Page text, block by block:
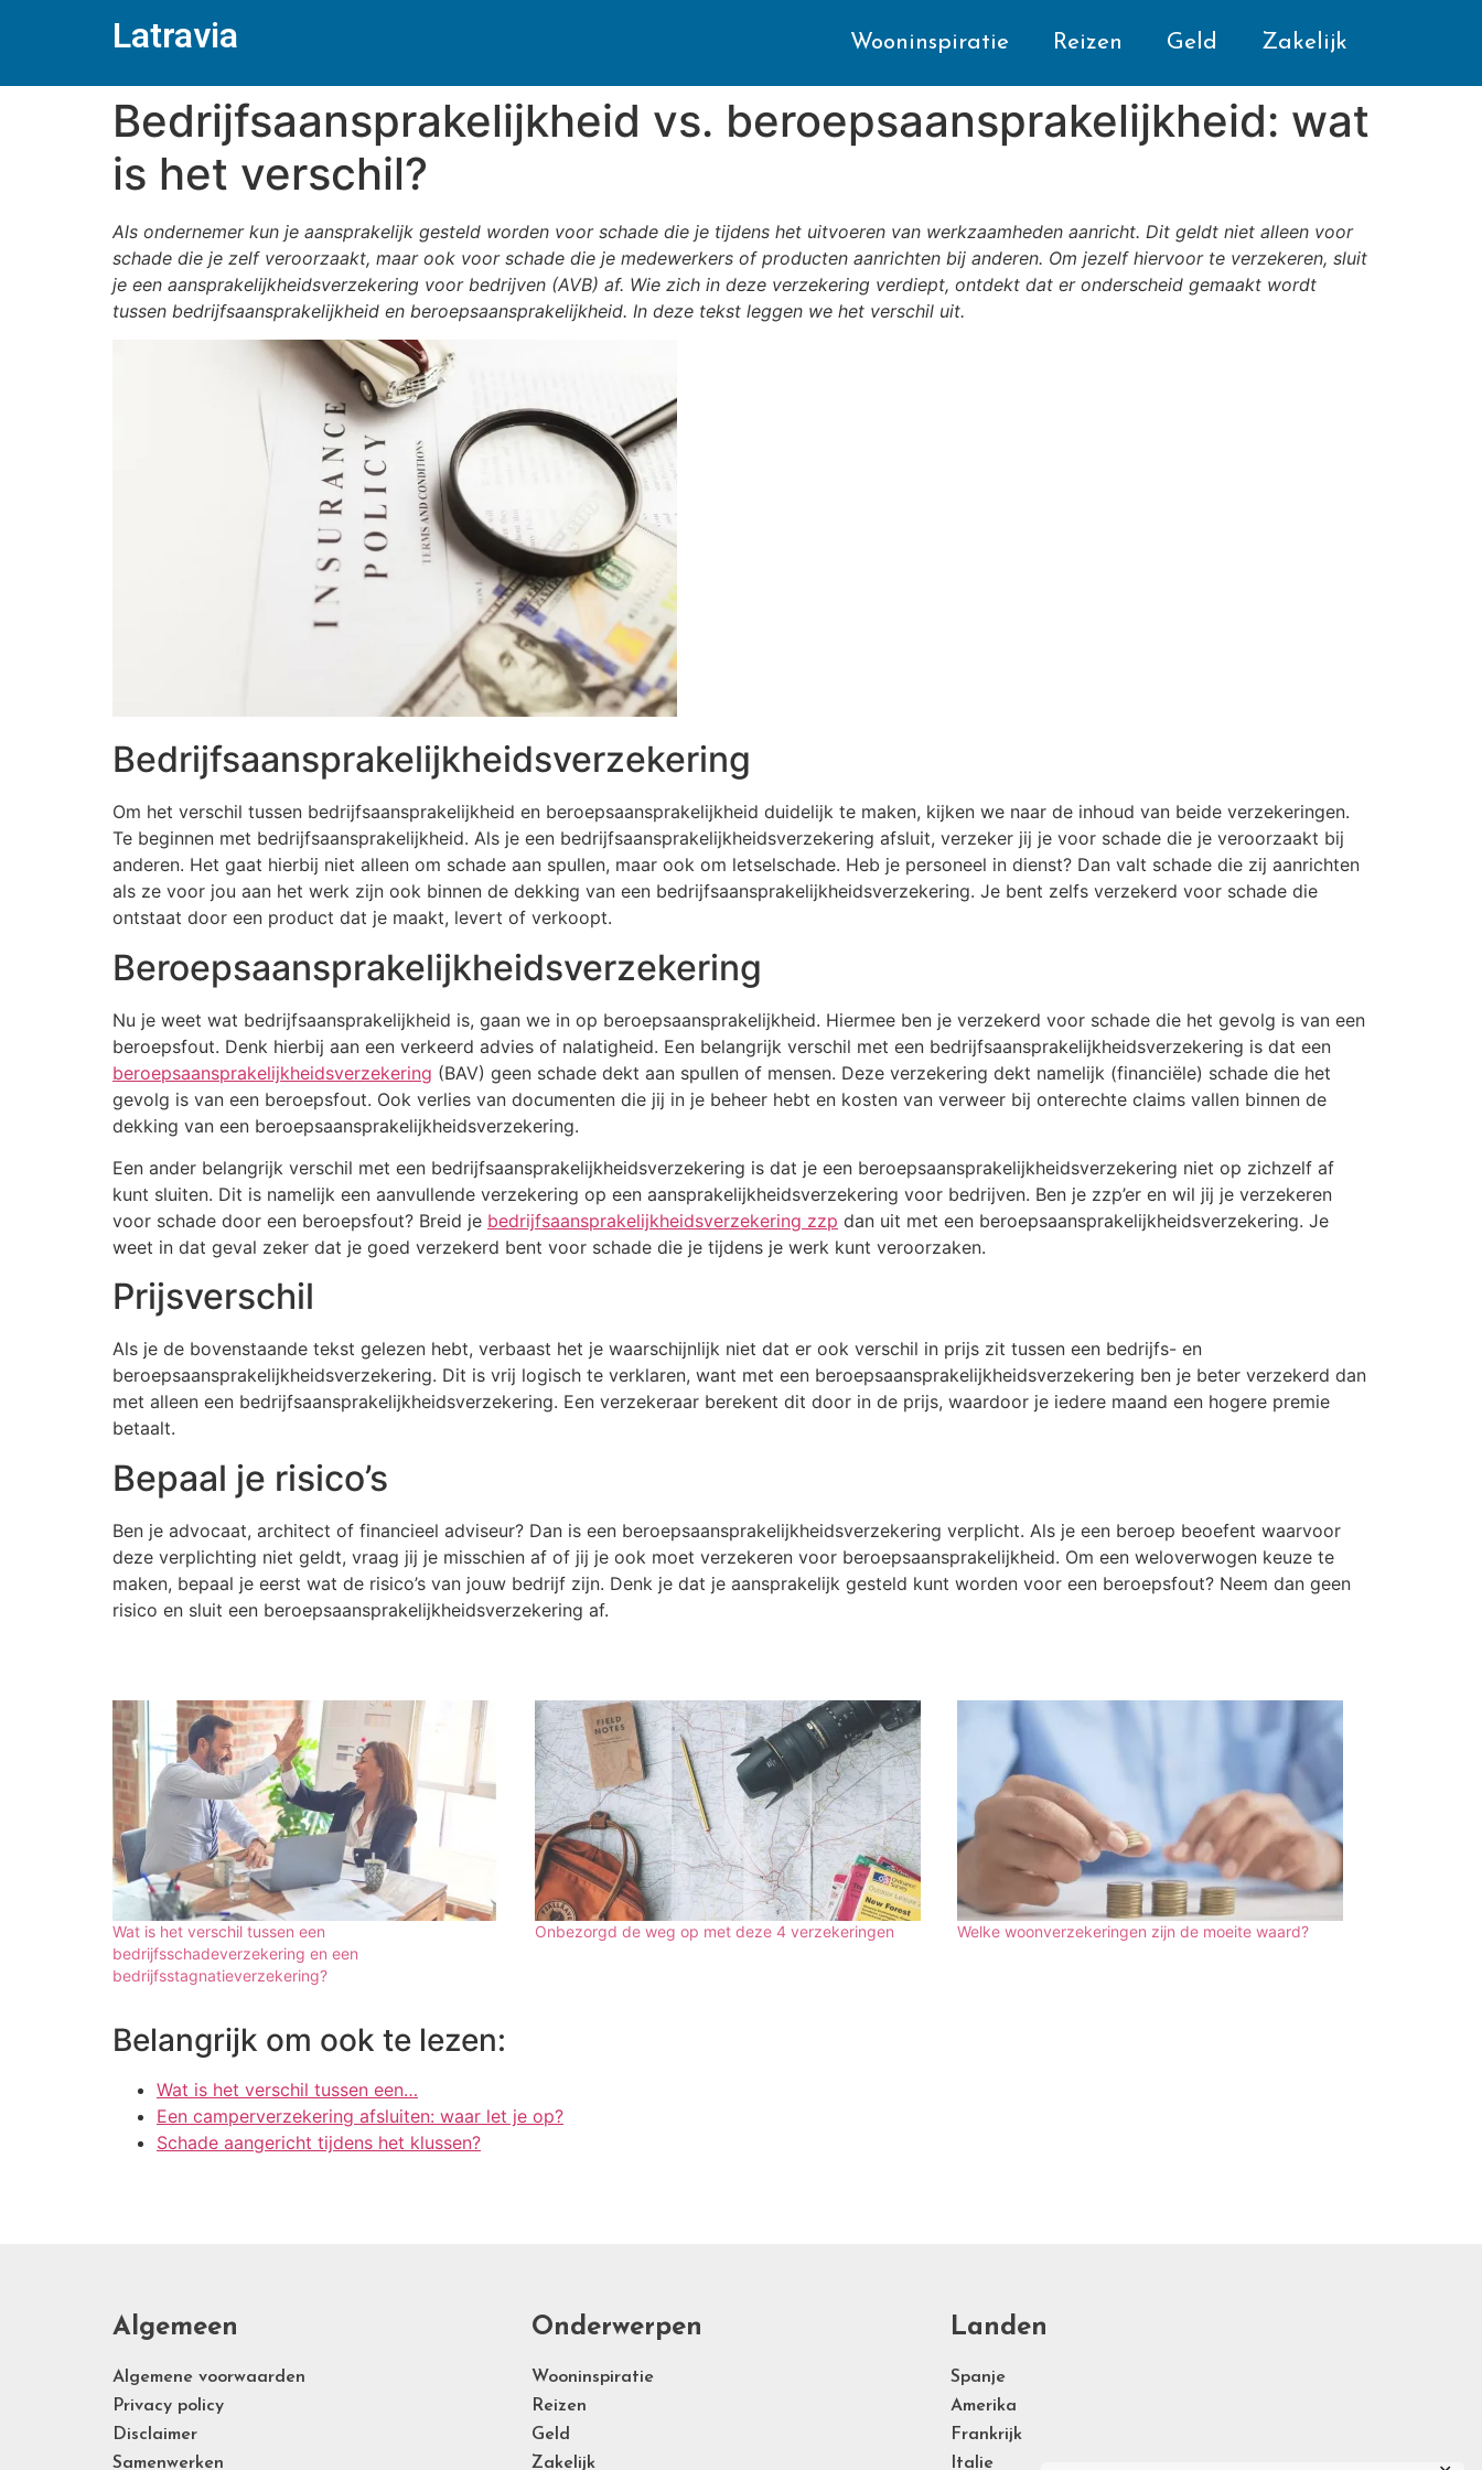
Latravia Wooninspiratie Reizen Geld Zakelijk
Bedrijfsaansprakelijkheid vs. beroepsaansprakelijkheid: wat
is het verschil?
Als ondernemer kun je aansprakelijk gesteld worden voor schade die je tijdens het uitvoeren van werkzaamheden aanricht. Dit geldt niet alleen voor
schade die je zelf veroorzaakt, maar ook voor schade die je medewerkers of producten aanrichten bij anderen. Om jezelf hiervoor te verzekeren, sluit
je een aansprakelijkheidsverzekering voor bedrijven (AVB) af. Wie zich in deze verzekering verdiept, ontdekt dat er onderscheid gemaakt wordt
tussen bedrijfsaansprakelijkheid en beroepsaansprakelijkheid. In deze tekst leggen we het verschil uit.
Bedrijfsaansprakelijkheidsverzekering
Om het verschil tussen bedrijfsaansprakelijkheid en beroepsaansprakelijkheid duidelijk te maken, kijken we naar de inhoud van beide verzekeringen.
Te beginnen met bedrijfsaansprakelijkheid. Als je een bedrijfsaansprakelijkheidsverzekering afsluit, verzeker jij je voor schade die je veroorzaakt bij
anderen. Het gaat hierbij niet alleen om schade aan spullen, maar ook om letselschade. Heb je personeel in dienst? Dan valt schade die zij aanrichten
als ze voor jou aan het werk zijn ook binnen de dekking van een bedrijfsaansprakelijkheidsverzekering. Je bent zelfs verzekerd voor schade die
ontstaat door een product dat je maakt, levert of verkoopt.
Beroepsaansprakelijkheidsverzekering
Nu je weet wat bedrijfsaansprakelijkheid is, gaan we in op beroepsaansprakelijkheid. Hiermee ben je verzekerd voor schade die het gevolg is van een
beroepsfout. Denk hierbij aan een verkeerd advies of nalatigheid. Een belangrijk verschil met een bedrijfsaansprakelijkheidsverzekering is dat een
beroepsaansprakelijkheidsverzekering (BAV) geen schade dekt aan spullen of mensen. Deze verzekering dekt namelijk (financiële) schade die het
gevolg is van een beroepsfout. Ook verlies van documenten die jij in je beheer hebt en kosten van verweer bij onterechte claims vallen binnen de
dekking van een beroepsaansprakelijkheidsverzekering.
Een ander belangrijk verschil met een bedrijfsaansprakelijkheidsverzekering is dat je een beroepsaansprakelijkheidsverzekering niet op zichzelf af
kunt sluiten. Dit is namelijk een aanvullende verzekering op een aansprakelijkheidsverzekering voor bedrijven. Ben je zzp’er en wil jij je verzekeren
voor schade door een beroepsfout? Breid je bedrijfsaansprakelijkheidsverzekering zzp dan uit met een beroepsaansprakelijkheidsverzekering. Je
weet in dat geval zeker dat je goed verzekerd bent voor schade die je tijdens je werk kunt veroorzaken.
Prijsverschil
Als je de bovenstaande tekst gelezen hebt, verbaast het je waarschijnlijk niet dat er ook verschil in prijs zit tussen een bedrijfs- en
beroepsaansprakelijkheidsverzekering. Dit is vrij logisch te verklaren, want met een beroepsaansprakelijkheidsverzekering ben je beter verzekerd dan
met alleen een bedrijfsaansprakelijkheidsverzekering. Een verzekeraar berekent dit door in de prijs, waardoor je iedere maand een hogere premie
betaalt.
Bepaal je risico’s
Ben je advocaat, architect of financieel adviseur? Dan is een beroepsaansprakelijkheidsverzekering verplicht. Als je een beroep beoefent waarvoor
deze verplichting niet geldt, vraag jij je misschien af of jij je ook moet verzekeren voor beroepsaansprakelijkheid. Om een weloverwogen keuze te
maken, bepaal je eerst wat de risico’s van jouw bedrijf zijn. Denk je dat je aansprakelijk gesteld kunt worden voor een beroepsfout? Neem dan geen
risico en sluit een beroepsaansprakelijkheidsverzekering af.
Wat is het verschil tussen een
bedrijfsschadeverzekering en een
bedrijfsstagnatieverzekering?
Onbezorgd de weg op met deze 4 verzekeringen Welke woonverzekeringen zijn de moeite waard?
Belangrijk om ook te lezen:
Wat is het verschil tussen een…
Een camperverzekering afsluiten: waar let je op?
Schade aangericht tijdens het klussen?
Algemeen
Algemene voorwaarden
Privacy policy
Disclaimer
Samenwerken
Onderwerpen
Wooninspiratie
Reizen
Geld
Zakelijk
Landen
Spanje
Amerika
Frankrijk
Italie